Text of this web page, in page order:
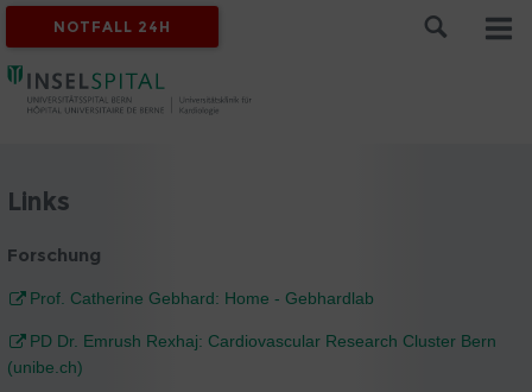
NOTFALL 24H
Links
Forschung
Prof. Catherine Gebhard: Home - Gebhardlab
PD Dr. Emrush Rexhaj: Cardiovascular Research Cluster Bern
(unibe.ch)